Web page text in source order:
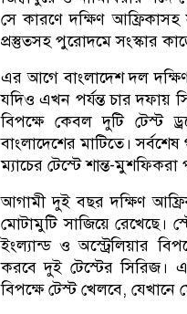
সে কারণে দক্ষিণ
প্রস্তুতসহ পুরোদমে সংস্কার
এর আগে বাংলাদেশ দল
যদিও এখন পর্যন্ত চার দফায়
বিপক্ষে কেবল দুটি টেস্ট
বাংলাদেশের মাটিতে।
ম্যাচের টেস্টে শান্ত-মুশফিকরা
আগামী দুই বছর দক্ষিণ
মোটামুটি সাজিয়ে রেখেছে।
ইংল্যান্ড ও অস্ট্রেলিয়ার
করবে দুই টেস্টের সিরিজ।
বিপক্ষে টেস্ট খেলবে, যেখানে